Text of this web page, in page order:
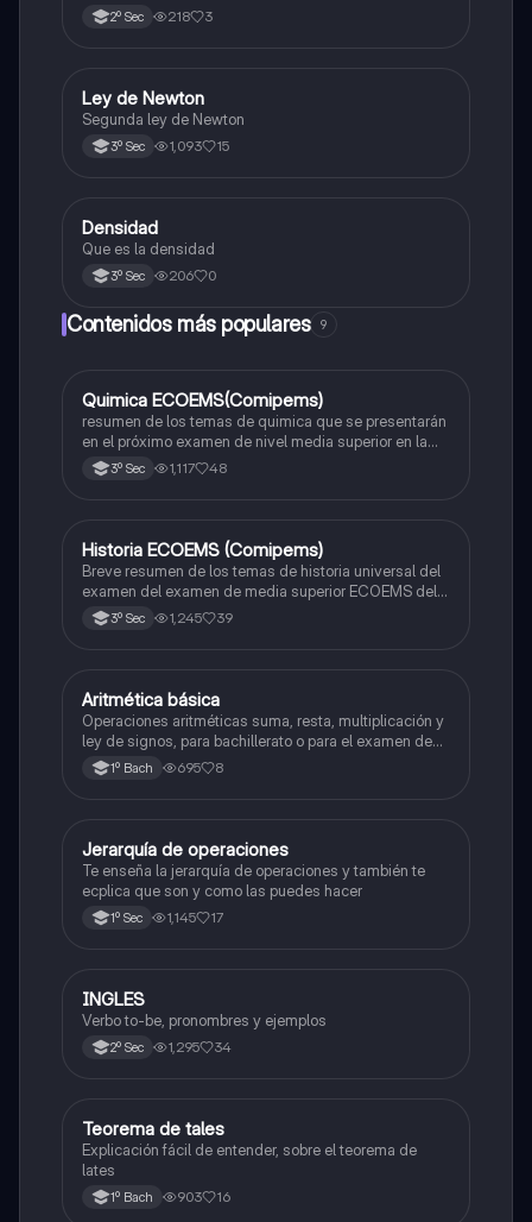
2º Sec 218 3
Física
Ley de Newton
Segunda ley de Newton
3º Sec 1,093 15
Matemáticas
Densidad
Que es la densidad
3º Sec 206 0
Contenidos más populares 9
Química
Quimica ECOEMS(Comipems)
resumen de los temas de quimica que se presentarán
en el próximo examen de nivel media superior en la
zona metropolitana de el valle de México
3º Sec 1,117 48
Historia
Historia ECOEMS (Comipems)
Breve resumen de los temas de historia universal del
examen del examen de media superior ECOEMS del
valle de México
3º Sec 1,245 39
Matemáticas
Aritmética básica
Operaciones aritméticas suma, resta, multiplicación y
ley de signos, para bachillerato o para el examen de
admisión a la universidad
1º Bach 695 8
Matemáticas
Jerarquía de operaciones
Te enseña la jerarquía de operaciones y también te
ecplica que son y como las puedes hacer
1º Sec 1,145 17
Inglés
INGLES
Verbo to-be, pronombres y ejemplos
2º Sec 1,295 34
Matemáticas
Teorema de tales
Explicación fácil de entender, sobre el teorema de
lates
1º Bach 903 16